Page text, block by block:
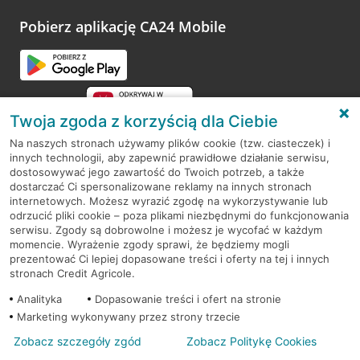
opinie.
Pobierz aplikację CA24 Mobile
RODO
Regulamin serwisu
Mapa serwisu
PolitykaCookies
© 2026 Credit Agricole Bank Polska S.A. Wszelkie prawa zastrzeżone
Twoja zgoda z korzyścią dla Ciebie
Na naszych stronach używamy plików cookie (tzw. ciasteczek) i
innych technologii, aby zapewnić prawidłowe działanie serwisu,
dostosowywać jego zawartość do Twoich potrzeb, a także
dostarczać Ci spersonalizowane reklamy na innych stronach
internetowych. Możesz wyrazić zgodę na wykorzystywanie lub
odrzucić pliki cookie – poza plikami niezbędnymi do funkcjonowania
serwisu. Zgody są dobrowolne i możesz je wycofać w każdym
momencie. Wyrażenie zgody sprawi, że będziemy mogli
prezentować Ci lepiej dopasowane treści i oferty na tej i innych
stronach Credit Agricole.
Analityka
Dopasowanie treści i ofert na stronie
Marketing wykonywany przez strony trzecie
Zobacz szczegóły zgód Zobacz Politykę Cookies